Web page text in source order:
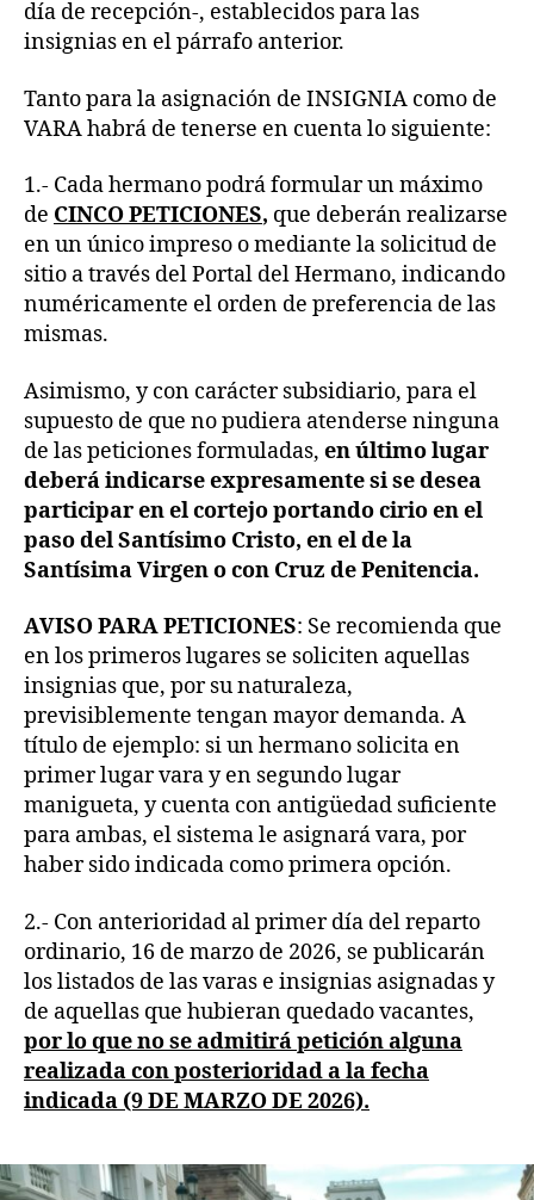
día de recepción-, establecidos para las
insignias en el párrafo anterior.
Tanto para la asignación de INSIGNIA como de
VARA habrá de tenerse en cuenta lo siguiente:
1.- Cada hermano podrá formular un máximo
de CINCO PETICIONES, que deberán realizarse
en un único impreso o mediante la solicitud de
sitio a través del Portal del Hermano, indicando
numéricamente el orden de preferencia de las
mismas.
Asimismo, y con carácter subsidiario, para el
supuesto de que no pudiera atenderse ninguna
de las peticiones formuladas, en último lugar
deberá indicarse expresamente si se desea
participar en el cortejo portando cirio en el
paso del Santísimo Cristo, en el de la
Santísima Virgen o con Cruz de Penitencia.
AVISO PARA PETICIONES: Se recomienda que
en los primeros lugares se soliciten aquellas
insignias que, por su naturaleza,
previsiblemente tengan mayor demanda. A
título de ejemplo: si un hermano solicita en
primer lugar vara y en segundo lugar
manigueta, y cuenta con antigüedad suficiente
para ambas, el sistema le asignará vara, por
haber sido indicada como primera opción.
2.- Con anterioridad al primer día del reparto
ordinario, 16 de marzo de 2026, se publicarán
los listados de las varas e insignias asignadas y
de aquellas que hubieran quedado vacantes,
por lo que no se admitirá petición alguna
realizada con posterioridad a la fecha
indicada (9 DE MARZO DE 2026).